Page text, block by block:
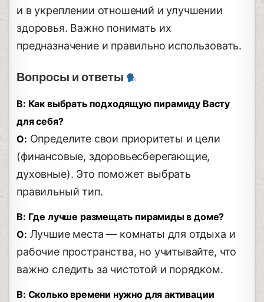
и в укреплении отношений и улучшении
здоровья. Важно понимать их
предназначение и правильно использовать.
Вопросы и ответы
В: Как выбрать подходящую пирамиду Васту
для себя?
О: Определите свои приоритеты и цели
(финансовые, здоровьесберегающие,
духовные). Это поможет выбрать
правильный тип.
В: Где лучше размещать пирамиды в доме?
О: Лучшие места — комнаты для отдыха и
рабочие пространства, но учитывайте, что
важно следить за чистотой и порядком.
В: Сколько времени нужно для активации